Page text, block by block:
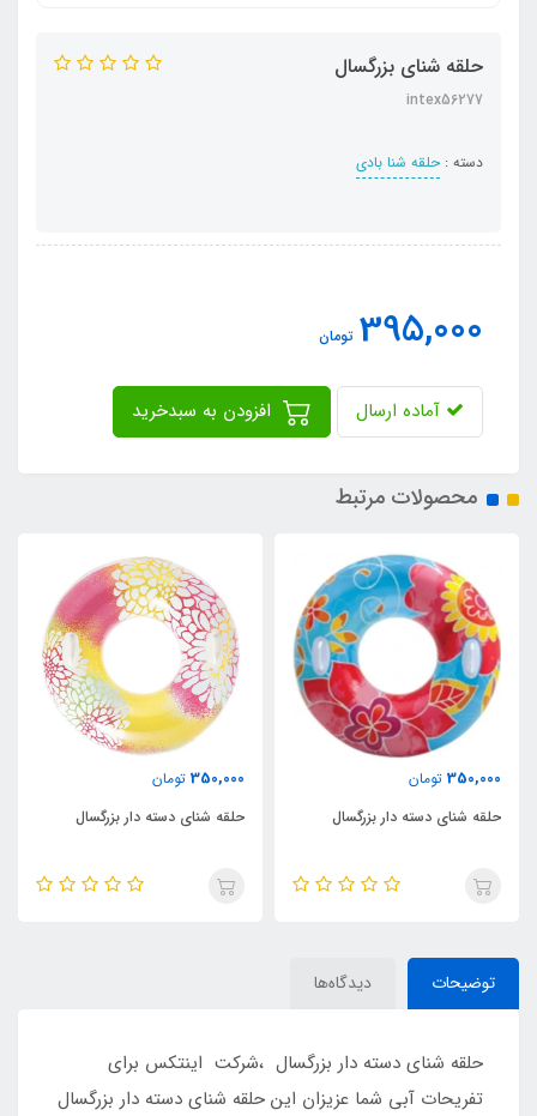
حلقه شنای بزرگسال
intex56277
دسته : حلقه شنا بادی
395,000 تومان
آماده ارسال
محصولات مرتبط
350,000
حلقه شنای دسته دار بزرگسال
350,000
حلقه شنای ستاره کودک
توضیحات دیدگاه‌ها
حلقه شنای دسته دار بزرگسال ،شرکت اینتکس برای
تفریحات آبی شما عزیزان این حلقه شنای دسته دار بزرگسال